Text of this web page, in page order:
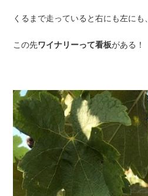
くるまで走っていると右にも左にも、
この先ワイナリーって看板がある！